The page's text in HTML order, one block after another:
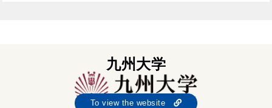
九州大学
To view the website